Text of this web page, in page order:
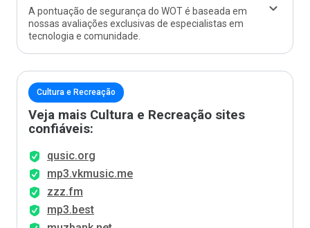
A pontuação de segurança do WOT é baseada em
nossas avaliações exclusivas de especialistas em
tecnologia e comunidade.
Cultura e Recreação
Veja mais Cultura e Recreação sites
confiáveis:
qusic.org
mp3.vkmusic.me
zzz.fm
mp3.best